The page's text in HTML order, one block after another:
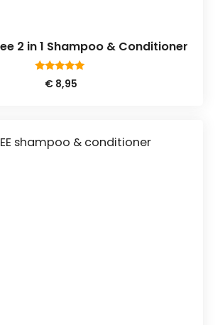
2 in 1 Shampoo & Conditioner
5.00
van 5
€ 8,95